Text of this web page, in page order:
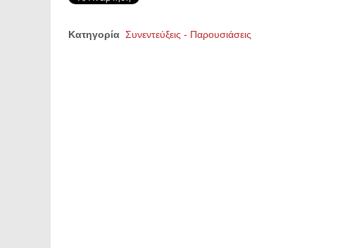
Κατηγορία Συνεντεύξεις - Παρουσιάσεις